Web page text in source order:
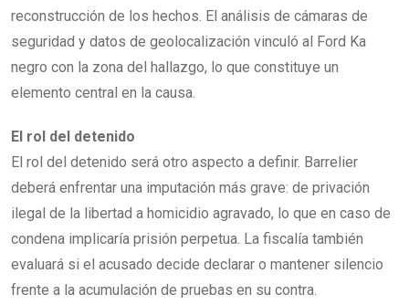
reconstrucción de los hechos. El análisis de cámaras de
seguridad y datos de geolocalización vinculó al Ford Ka
negro con la zona del hallazgo, lo que constituye un
elemento central en la causa.
El rol del detenido
El rol del detenido será otro aspecto a definir. Barrelier
deberá enfrentar una imputación más grave: de privación
ilegal de la libertad a homicidio agravado, lo que en caso de
condena implicaría prisión perpetua. La fiscalía también
evaluará si el acusado decide declarar o mantener silencio
frente a la acumulación de pruebas en su contra.